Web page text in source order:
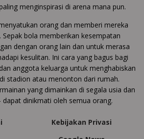
menginspirasi di arena mana pun.
orang dan memberi mereka
Sepak bola memberikan kesempatan
dengan orang lain dan untuk merasa
kesulitan. Ini cara yang bagus bagi
anggota keluarga untuk menghabiskan
stadion atau menonton dari rumah.
yang dimainkan di segala usia dan
dinikmati oleh semua orang.
Kebijakan Privasi